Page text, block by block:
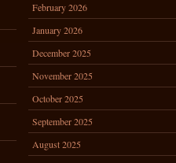
February 2026
January 2026
December 2025
November 2025
October 2025
September 2025
August 2025